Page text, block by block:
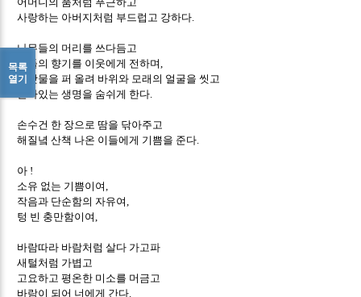
사랑하는 아버지처럼 부드럽고 강하다
나무들의 머리를 쓰다듬고
꽃들의 향기를 이웃에게 전하며
바닷물을 퍼 올려 바위와 모래의 얼굴을 씻고
살아있는 생명을 숨쉬게 한다
손수건 한 장으로 땀을 닦아주고
해질녘 산책 나온 이들에게 기쁨을 준다
아 !
소유 없는 기쁨이여
작음과 단순함의 자유여
텅 빈 충만함이여
바람따라 바람처럼 살다 가고파
새털처럼 가볍고
고요하고 평온한 미소를 머금고
바람이 되어 너에게 간다.
목록
열기